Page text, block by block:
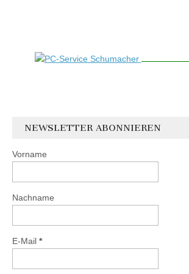
NEWSLETTER ABONNIEREN
Vorname
Nachname
E-Mail *